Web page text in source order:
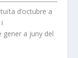
d’octubre a
gener a juny del